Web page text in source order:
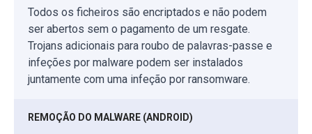
Todos os ficheiros são encriptados e não podem
ser abertos sem o pagamento de um resgate.
Trojans adicionais para roubo de palavras-passe e
infeções por malware podem ser instalados
juntamente com uma infeção por ransomware.
REMOÇÃO DO MALWARE (ANDROID)